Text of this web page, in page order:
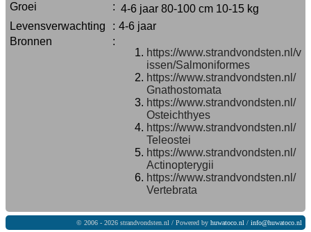
Groei
: 4-6 jaar 80-100 cm 10-15 kg
Levensverwachting
: 4-6 jaar
Bronnen
:
https://www.strandvondsten.nl/v
issen/Salmoniformes
https://www.strandvondsten.nl/
Gnathostomata
https://www.strandvondsten.nl/
Osteichthyes
https://www.strandvondsten.nl/
Teleostei
https://www.strandvondsten.nl/
Actinopterygii
https://www.strandvondsten.nl/
Vertebrata
© 2006 - 2026 strandvondsten.nl / Powered by huwatoco.nl / info@huwatoco.nl